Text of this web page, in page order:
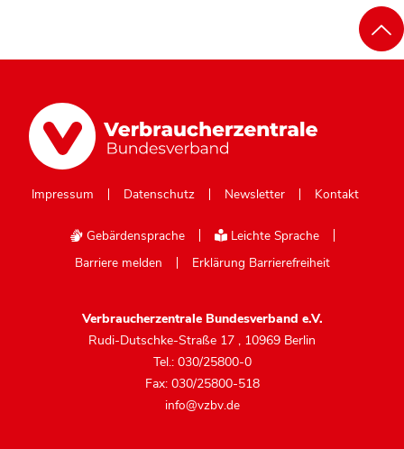
Impressum Datenschutz Newsletter Kontakt
Gebärdensprache
Leichte Sprache
Barriere melden
Erklärung Barrierefreiheit
Verbraucherzentrale Bundesverband e.V.
Rudi-Dutschke-Straße 17 , 10969 Berlin
Tel.: 030/25800-0
Fax: 030/25800-518
info@vzbv.de